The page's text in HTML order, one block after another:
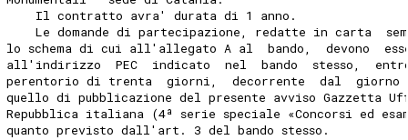
    Il contratto avra' durata di 1 anno.
Le domande di partecipazione, redatte in carta
lo schema di cui all'allegato A al  bando,  devono
all'indirizzo  PEC  indicato  nel  bando  stesso,
perentorio di trenta  giorni,  decorrente  dal  giorno
quello di pubblicazione del presente avviso Gazzetta
Repubblica italiana (4ª serie speciale «Concorsi ed
quanto previsto dall'art. 3 del bando stesso.